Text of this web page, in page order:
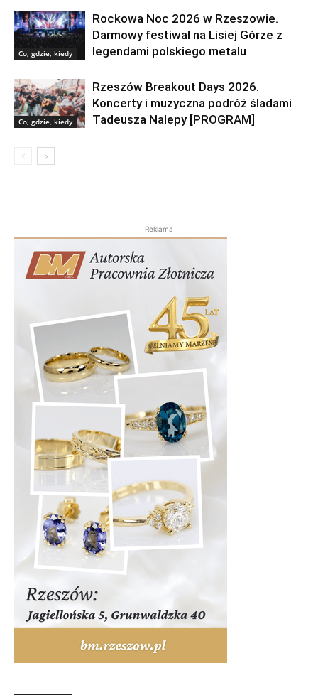
Co, gdzie, kiedy
Rockowa Noc 2026 w Rzeszowie.
Darmowy festiwal na Lisiej Górze z
legendami polskiego metalu
Co, gdzie, kiedy
Rzeszów Breakout Days 2026.
Koncerty i muzyczna podróż śladami
Tadeusza Nalepy [PROGRAM]
Reklama